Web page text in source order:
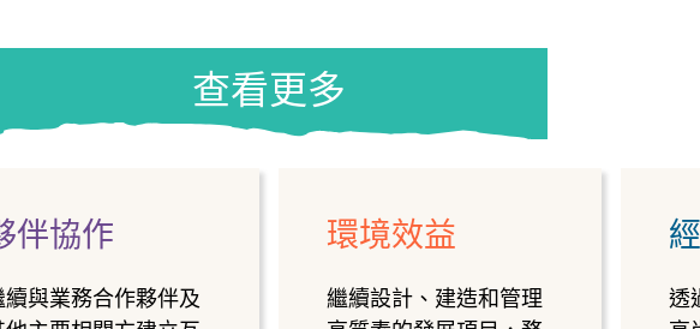
查看更多
伴協作
續與業務合作夥伴及
環境效益
繼續設計、建造和管理
透